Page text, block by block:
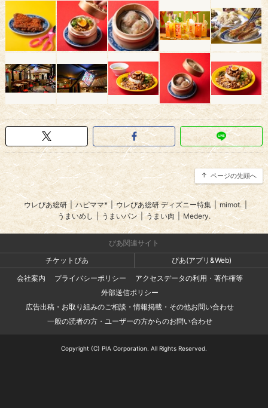
ページの先頭へ
ウレぴあ総研 | ハピママ* | ウレぴあ総研 ディズニー特集 mimot.
うまいめし
| うまいパン | うまい肉 Medery.
ぴあ関連サイト
チケットぴあ
ぴあ(アプリ&Web)
会社案内
プライバシーポリシー
アクセスデータの利用・著作権等
外部送信ポリシー
広告出稿・お取り組みのご相談・情報掲載・その他お問い合わせ
一般の読者の方・ユーザーの方からのお問い合わせ
Copyright (C) PIA Corporation. All Rights Reserved.